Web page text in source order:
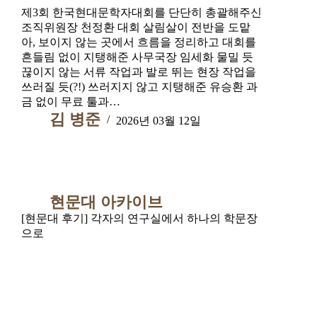
제3회 한국현대문학자대회를 단단히 총괄해주신
조직위원장 천정환 대회 살림살이 전반을 도맡
아, 보이지 않는 곳에서 흐름을 정리하고 대회를
흔들림 없이 지탱해준 사무국장 임세화 물밀 듯
끊이지 않는 서류 작업과 발로 뛰는 현장 작업을
쓰러질 듯(?!) 쓰러지지 않고 지탱해준 유승환 과
금 없이 무료 툴과…
김 병준 2026년 03월 12일
현문대 아카이브
[현문대 후기] 각자의 연구실에서 하나의 학문장
으로